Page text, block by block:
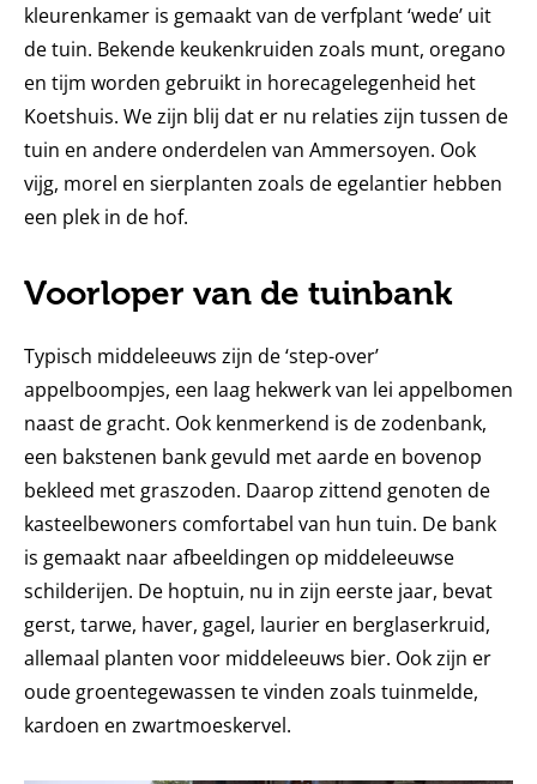
kleurenkamer is gemaakt van de verfplant ‘wede’ uit
de tuin. Bekende keukenkruiden zoals munt, oregano
en tijm worden gebruikt in horecagelegenheid het
Koetshuis. We zijn blij dat er nu relaties zijn tussen de
tuin en andere onderdelen van Ammersoyen. Ook
vijg, morel en sierplanten zoals de egelantier hebben
een plek in de hof.
Voorloper van de tuinbank
Typisch middeleeuws zijn de ‘step-over’
appelboompjes, een laag hekwerk van lei appelbomen
naast de gracht. Ook kenmerkend is de zodenbank,
een bakstenen bank gevuld met aarde en bovenop
bekleed met graszoden. Daarop zittend genoten de
kasteelbewoners comfortabel van hun tuin. De bank
is gemaakt naar afbeeldingen op middeleeuwse
schilderijen. De hoptuin, nu in zijn eerste jaar, bevat
gerst, tarwe, haver, gagel, laurier en berglaserkruid,
allemaal planten voor middeleeuws bier. Ook zijn er
oude groentegewassen te vinden zoals tuinmelde,
kardoen en zwartmoeskervel.